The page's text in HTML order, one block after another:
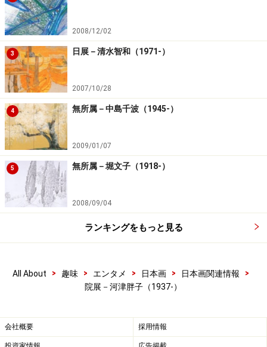
2008/12/02
3 日展－清水智和（1971-）
2007/10/28
4 無所属－中島千波（1945-）
2009/01/07
5 無所属－堀文子（1918-）
2008/09/04
ランキングをもっと見る
All About > 趣味 > エンタメ > 日本画 > 日本画関連情報
>
院展－河津胖子（1937-）
会社概要 採用情報